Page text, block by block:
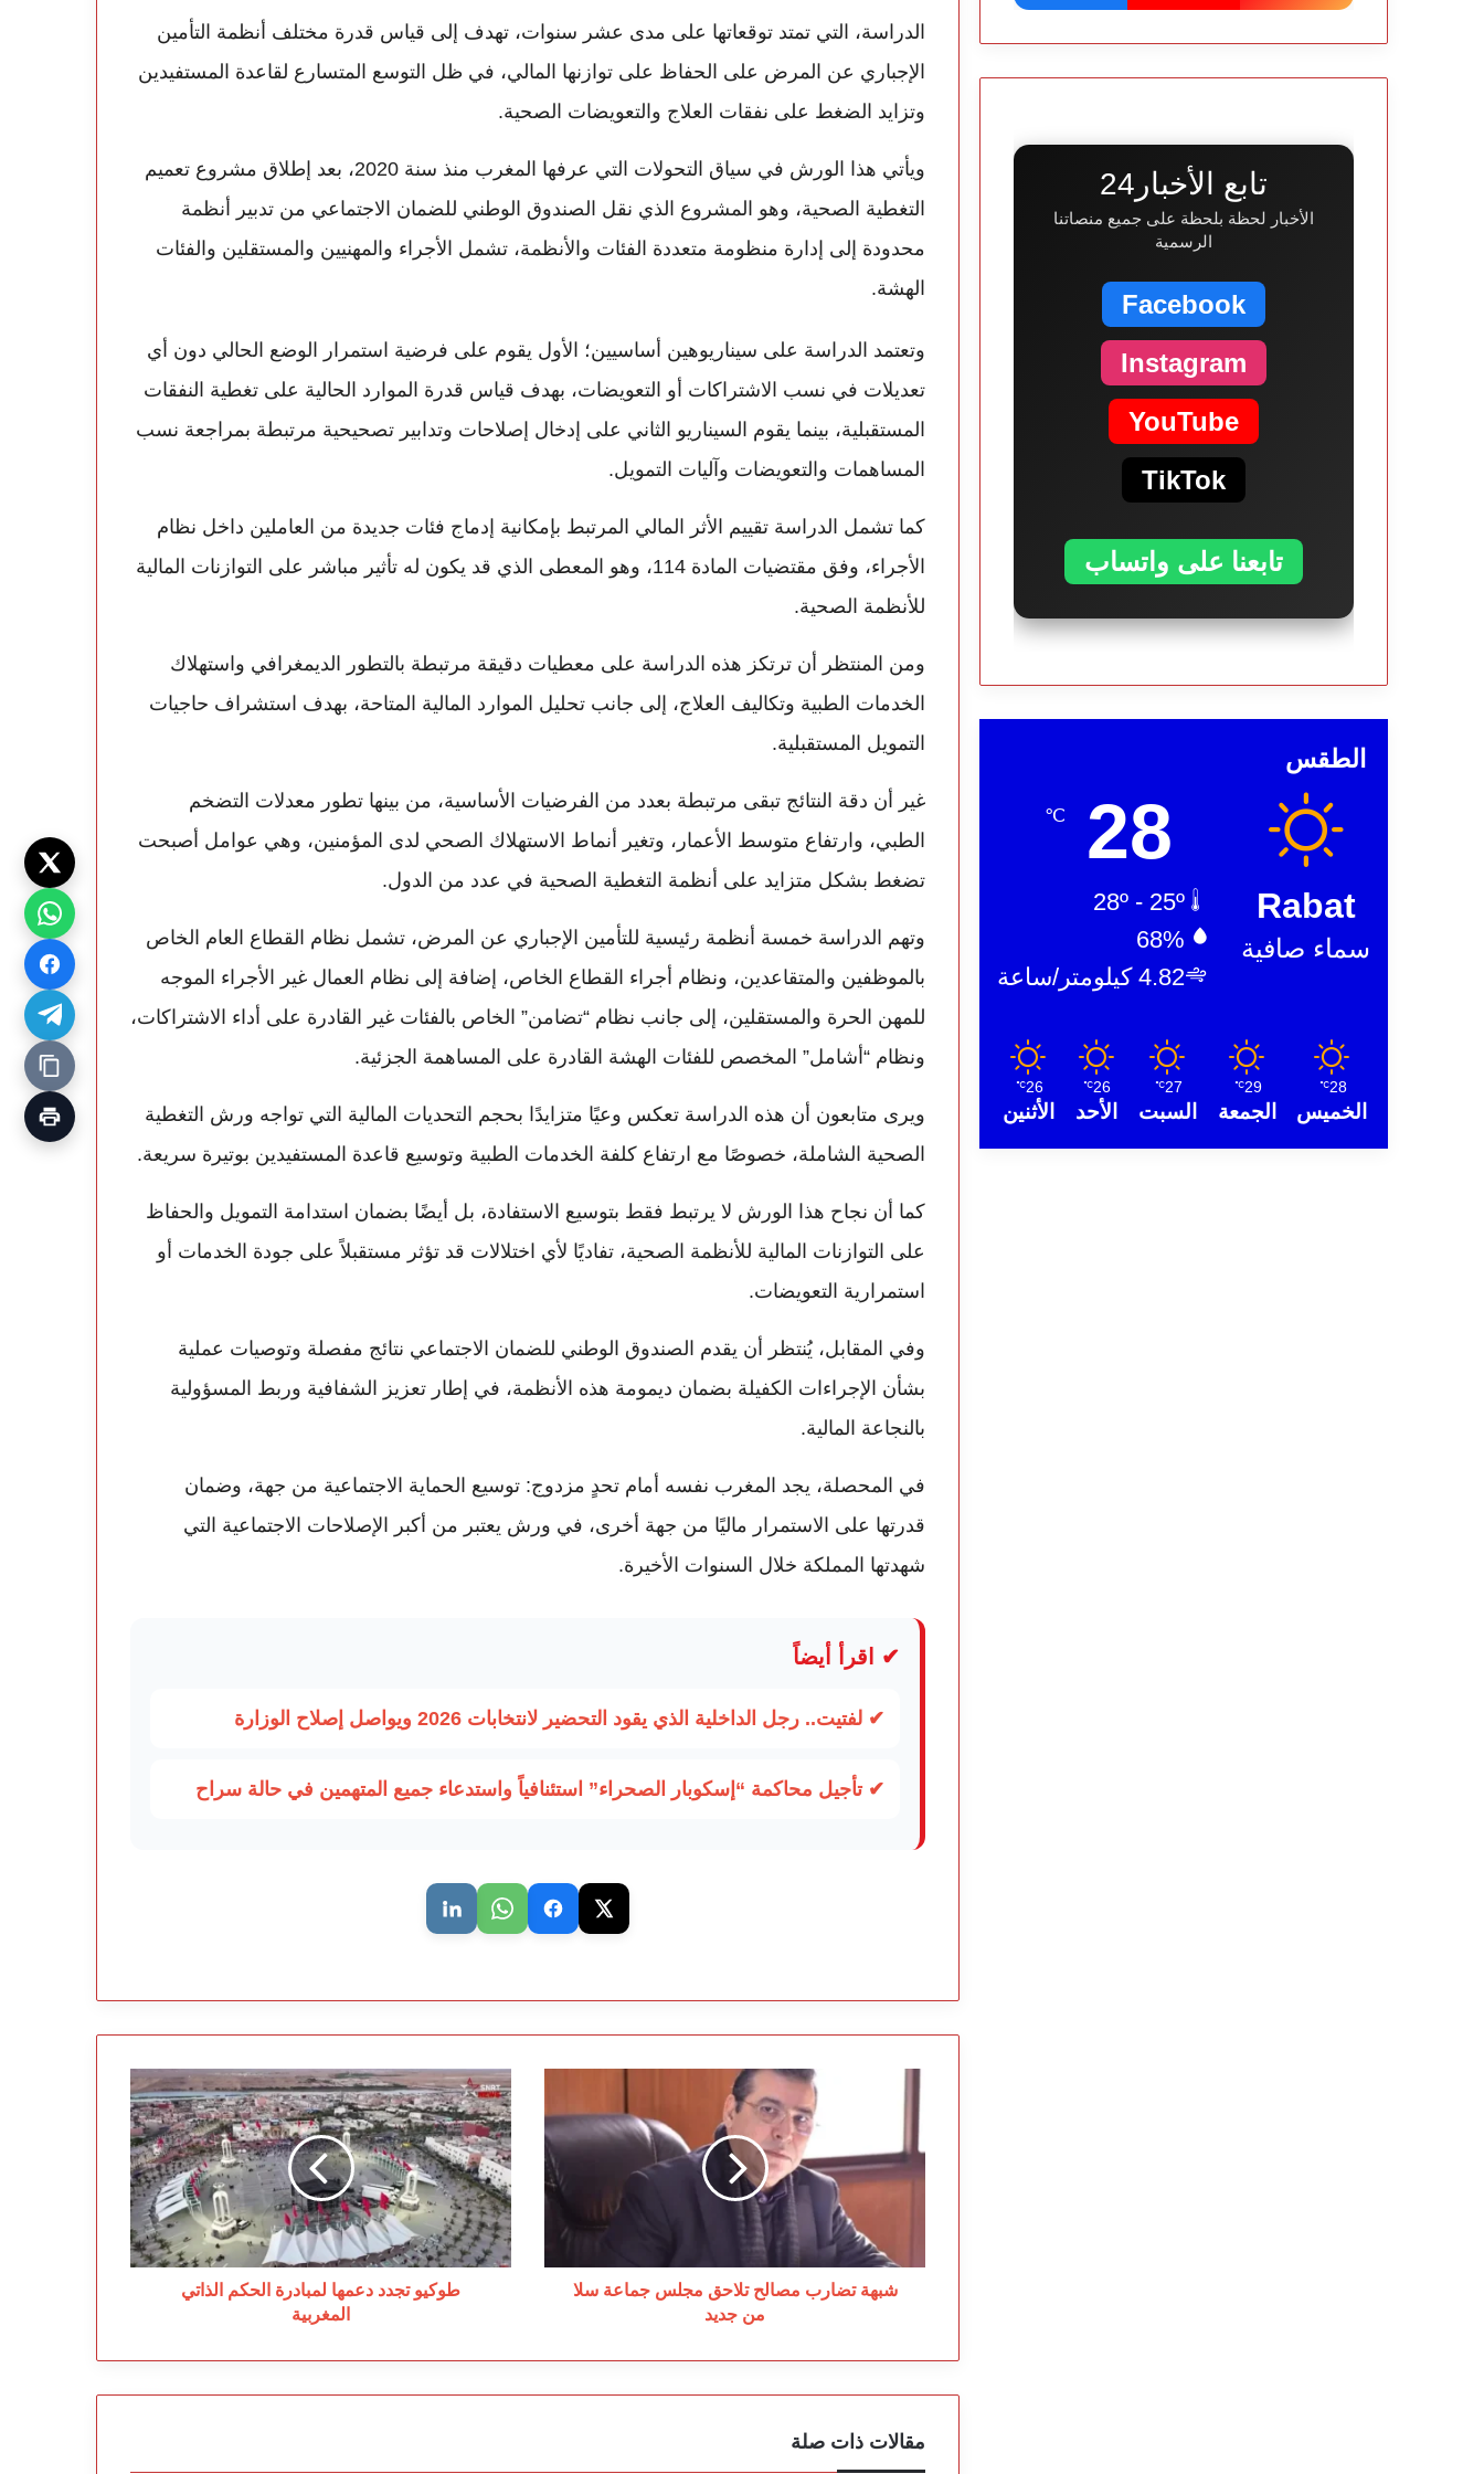
الدراسة، التي تمتد توقعاتها على مدى عشر سنوات، تهدف إلى قياس قدرة مختلف أنظمة التأمين
الإجباري عن المرض على الحفاظ على توازنها المالي، في ظل التوسع المتسارع لقاعدة المستفيدين
وتزايد الضغط على نفقات العلاج والتعويضات الصحية.
ويأتي هذا الورش في سياق التحولات التي عرفها المغرب منذ سنة 2020، بعد إطلاق مشروع تعميم
التغطية الصحية، وهو المشروع الذي نقل الصندوق الوطني للضمان الاجتماعي من تدبير أنظمة
محدودة إلى إدارة منظومة متعددة الفئات والأنظمة، تشمل الأجراء والمهنيين والمستقلين والفئات
الهشة.
وتعتمد الدراسة على سيناريوهين أساسيين؛ الأول يقوم على فرضية استمرار الوضع الحالي دون أي
تعديلات في نسب الاشتراكات أو التعويضات، بهدف قياس قدرة الموارد الحالية على تغطية النفقات
المستقبلية، بينما يقوم السيناريو الثاني على إدخال إصلاحات وتدابير تصحيحية مرتبطة بمراجعة نسب
المساهمات والتعويضات وآليات التمويل.
كما تشمل الدراسة تقييم الأثر المالي المرتبط بإمكانية إدماج فئات جديدة من العاملين داخل نظام
الأجراء، وفق مقتضيات المادة 114، وهو المعطى الذي قد يكون له تأثير مباشر على التوازنات المالية
للأنظمة الصحية.
ومن المنتظر أن ترتكز هذه الدراسة على معطيات دقيقة مرتبطة بالتطور الديمغرافي واستهلاك
الخدمات الطبية وتكاليف العلاج، إلى جانب تحليل الموارد المالية المتاحة، بهدف استشراف حاجيات
التمويل المستقبلية.
غير أن دقة النتائج تبقى مرتبطة بعدد من الفرضيات الأساسية، من بينها تطور معدلات التضخم
الطبي، وارتفاع متوسط الأعمار، وتغير أنماط الاستهلاك الصحي لدى المؤمنين، وهي عوامل أصبحت
تضغط بشكل متزايد على أنظمة التغطية الصحية في عدد من الدول.
وتهم الدراسة خمسة أنظمة رئيسية للتأمين الإجباري عن المرض، تشمل نظام القطاع العام الخاص
بالموظفين والمتقاعدين، ونظام أجراء القطاع الخاص، إضافة إلى نظام العمال غير الأجراء الموجه
للمهن الحرة والمستقلين، إلى جانب نظام “تضامن” الخاص بالفئات غير القادرة على أداء الاشتراكات،
ونظام “أشامل” المخصص للفئات الهشة القادرة على المساهمة الجزئية.
ويرى متابعون أن هذه الدراسة تعكس وعيًا متزايدًا بحجم التحديات المالية التي تواجه ورش التغطية
الصحية الشاملة، خصوصًا مع ارتفاع كلفة الخدمات الطبية وتوسيع قاعدة المستفيدين بوتيرة سريعة.
كما أن نجاح هذا الورش لا يرتبط فقط بتوسيع الاستفادة، بل أيضًا بضمان استدامة التمويل والحفاظ
على التوازنات المالية للأنظمة الصحية، تفاديًا لأي اختلالات قد تؤثر مستقبلاً على جودة الخدمات أو
استمرارية التعويضات.
وفي المقابل، يُنتظر أن يقدم الصندوق الوطني للضمان الاجتماعي نتائج مفصلة وتوصيات عملية
بشأن الإجراءات الكفيلة بضمان ديمومة هذه الأنظمة، في إطار تعزيز الشفافية وربط المسؤولية
بالنجاعة المالية.
في المحصلة، يجد المغرب نفسه أمام تحدٍ مزدوج: توسيع الحماية الاجتماعية من جهة، وضمان
قدرتها على الاستمرار ماليًا من جهة أخرى، في ورش يعتبر من أكبر الإصلاحات الاجتماعية التي
شهدتها المملكة خلال السنوات الأخيرة.
✔ اقرأ أيضاً
✔ لفتيت.. رجل الداخلية الذي يقود التحضير لانتخابات 2026 ويواصل إصلاح الوزارة
✔ تأجيل محاكمة “إسكوبار الصحراء” استئنافياً واستدعاء جميع المتهمين في حالة سراح
تضارب
مصالح
تلاحق
مجلس
جديد
شبهة تضارب مصالح تلاحق مجلس جماعة سلا
من جديد
طوكيو
تجدد
دعمها
لمبادرة
الحكم
الذاتي
المغربية
طوكيو تجدد دعمها لمبادرة الحكم الذاتي
المغربية
مقالات ذات صلة
تابع الأخبار24
الأخبار لحظة بلحظة على جميع منصاتنا
الرسمية
Facebook
Instagram
YouTube
TikTok
تابعنا على واتساب
الطقس
Rabat
سماء صافية
28
℃
68%
4.82 كيلومتر/ساعة
28
℃
الخميس
29
℃
الجمعة
27
℃
السبت
26
℃
الأحد
26
℃
الأثنين